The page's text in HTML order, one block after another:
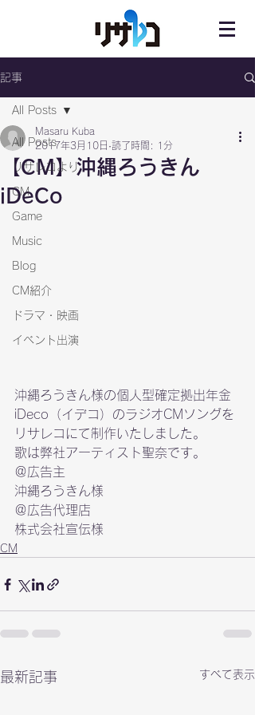
記事
All Posts
リサレコより
CM
Game
Music
Blog
CM紹介
ドラマ・映画
イベント出演
All Posts
【CM】沖縄ろうきん
iDeCo
Masaru Kuba
2017年3月10日 読了時間: 1分
沖縄ろうきん様の個人型確定拠出年金
iDeco（イデコ）のラジオCMソングを
リサレコにて制作いたしました。
歌は弊社アーティスト聖奈です。
沖縄ろうきん様
株式会社宣伝様
CM
最新記事 すべて表示